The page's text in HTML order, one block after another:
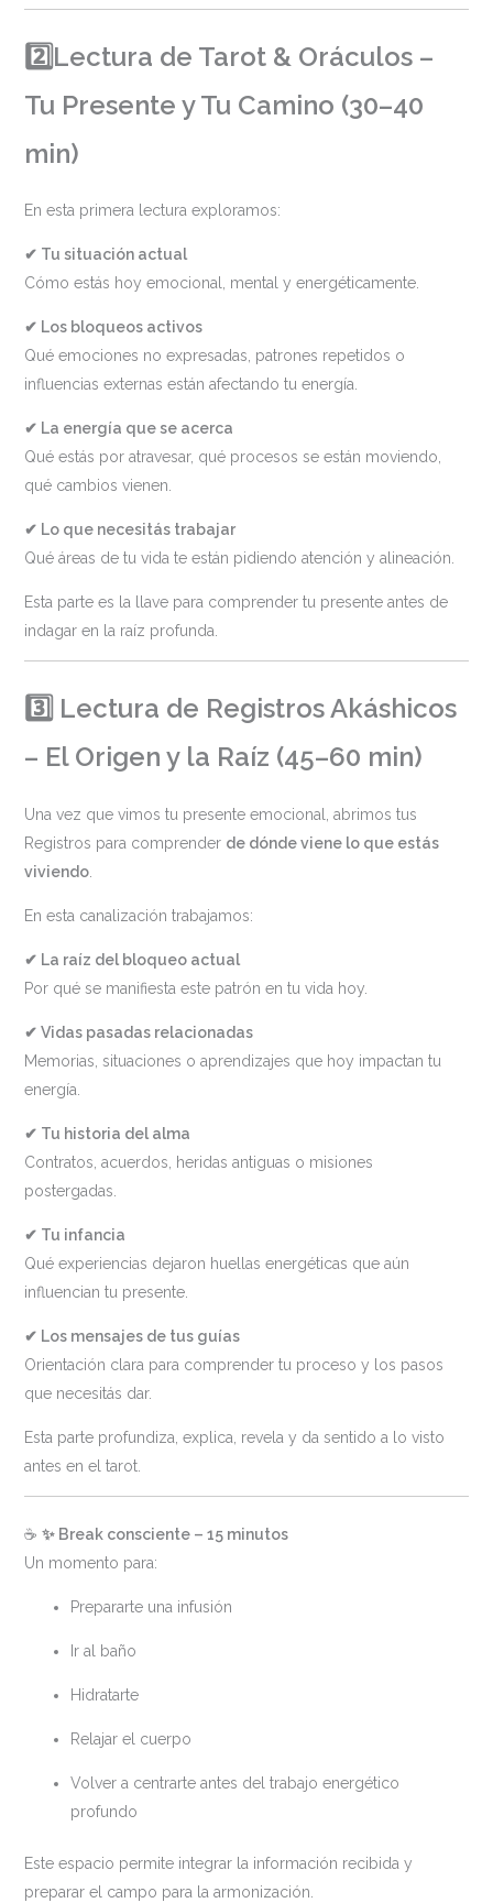
2️⃣Lectura de Tarot & Oráculos –
Tu Presente y Tu Camino (30–40
min)
En esta primera lectura exploramos:
✔ Tu situación actual
Cómo estás hoy emocional, mental y energéticamente.
✔ Los bloqueos activos
Qué emociones no expresadas, patrones repetidos o
influencias externas están afectando tu energía.
✔ La energía que se acerca
Qué estás por atravesar, qué procesos se están moviendo,
qué cambios vienen.
✔ Lo que necesitás trabajar
Qué áreas de tu vida te están pidiendo atención y alineación.
Esta parte es la llave para comprender tu presente antes de
indagar en la raíz profunda.
3️⃣ Lectura de Registros Akáshicos
– El Origen y la Raíz (45–60 min)
Una vez que vimos tu presente emocional, abrimos tus
Registros para comprender de dónde viene lo que estás
viviendo.
En esta canalización trabajamos:
✔ La raíz del bloqueo actual
Por qué se manifiesta este patrón en tu vida hoy.
✔ Vidas pasadas relacionadas
Memorias, situaciones o aprendizajes que hoy impactan tu
energía.
✔ Tu historia del alma
Contratos, acuerdos, heridas antiguas o misiones
postergadas.
✔ Tu infancia
Qué experiencias dejaron huellas energéticas que aún
influencian tu presente.
✔ Los mensajes de tus guías
Orientación clara para comprender tu proceso y los pasos
que necesitás dar.
Esta parte profundiza, explica, revela y da sentido a lo visto
antes en el tarot.
☕ ✨ Break consciente – 15 minutos
Un momento para:
Prepararte una infusión
Ir al baño
Hidratarte
Relajar el cuerpo
Volver a centrarte antes del trabajo energético
profundo
Este espacio permite integrar la información recibida y
preparar el campo para la armonización.